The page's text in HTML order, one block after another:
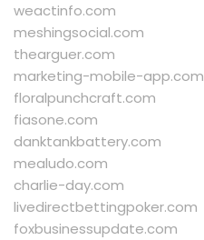
weactinfo.com
meshingsocial.com
thearguer.com
marketing-mobile-app.com
floralpunchcraft.com
fiasone.com
danktankbattery.com
mealudo.com
charlie-day.com
livedirectbettingpoker.com
foxbusinessupdate.com